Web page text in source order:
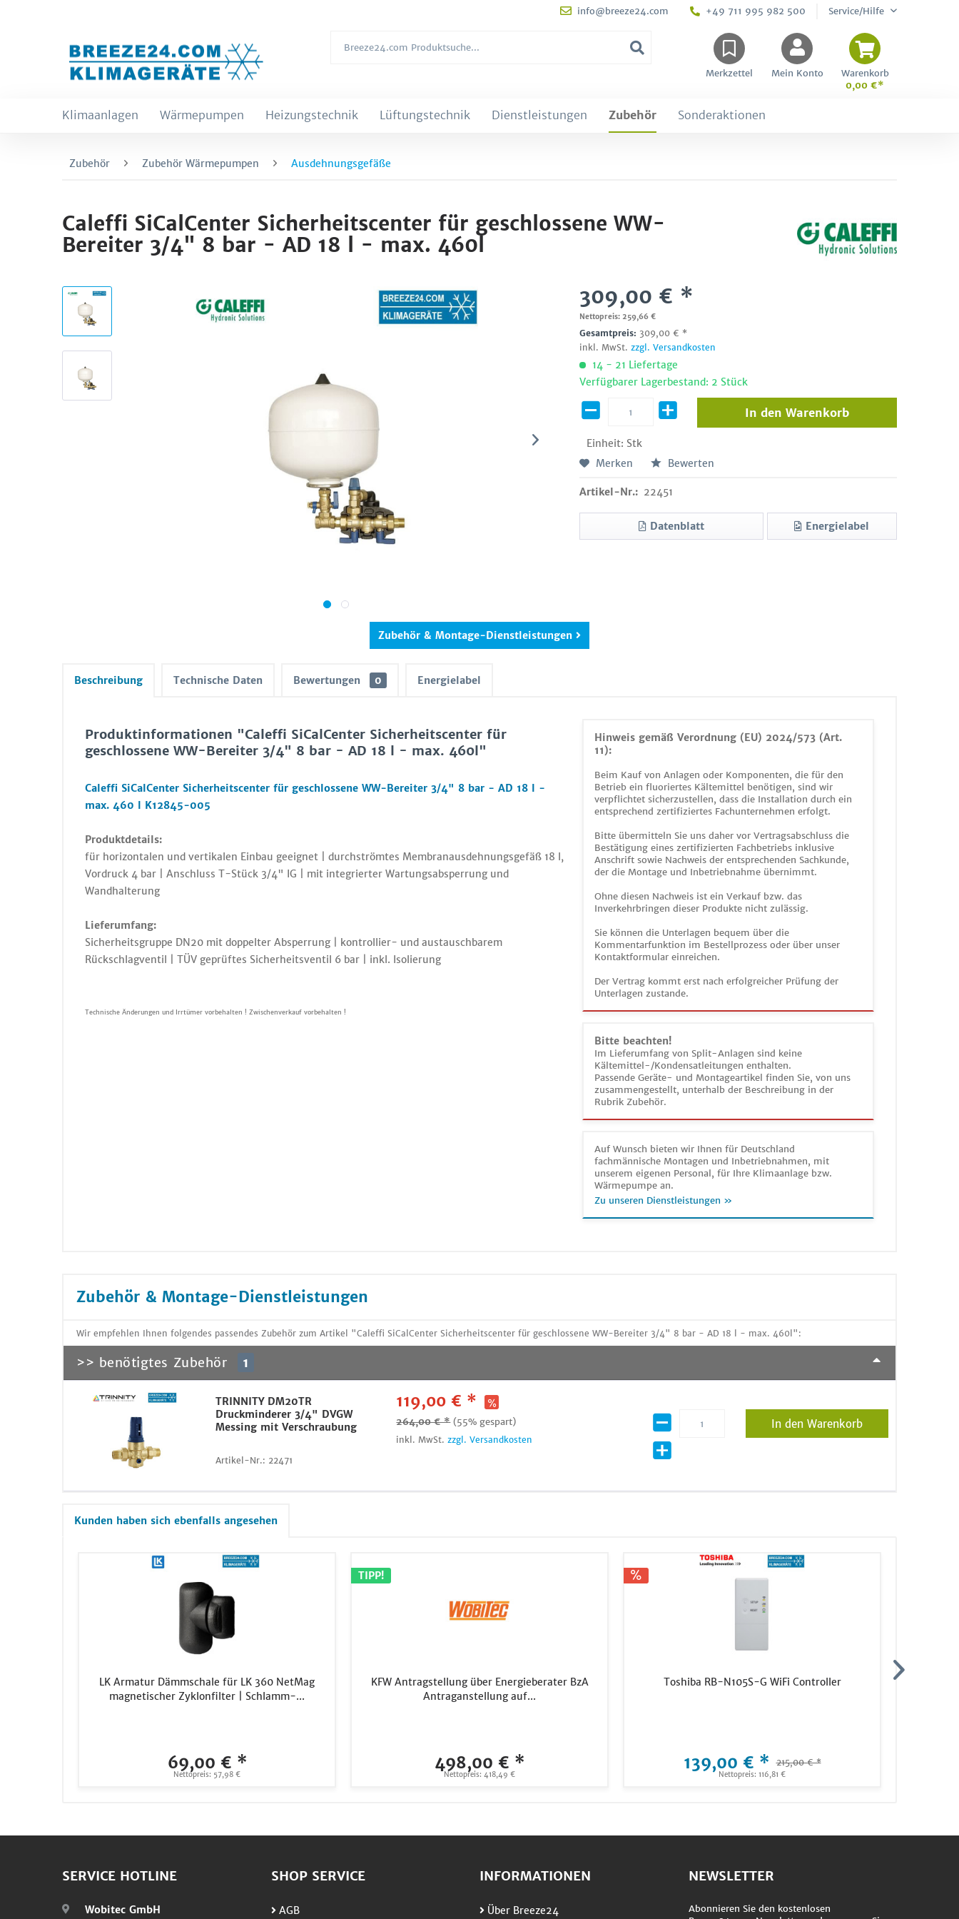
info@breeze24.com +49 711 995 982 500 Service/Hilfe
Merkzettel Mein Konto
Warenkorb
0,00 €*
Klimaanlagen Wärmepumpen Heizungstechnik Lüftungstechnik Dienstleistungen Zubehör Sonderaktionen
Zubehör Zubehör Wärmepumpen Ausdehnungsgefäße
Caleffi SiCalCenter Sicherheitscenter für geschlossene WW-
Bereiter 3/4" 8 bar - AD 18 l - max. 460l
309,00 € *
Nettopreis: 259,66 €
Gesamtpreis: 309,00 € *
inkl. MwSt.zzgl. Versandkosten
14 - 21 Liefertage
Verfügbarer Lagerbestand: 2 Stück
Einheit: Stk
In den Warenkorb
Merken Bewerten
Artikel-Nr.: 22451
Datenblatt Energielabel
Zubehör & Montage-Dienstleistungen
Beschreibung Technische Daten Bewertungen 0 Energielabel
Hinweis gemäß Verordnung (EU) 2024/573 (Art.
11):
Beim Kauf von Anlagen oder Komponenten, die für den
Betrieb ein fluoriertes Kältemittel benötigen, sind wir
verpflichtet sicherzustellen, dass die Installation durch ein
entsprechend zertifiziertes Fachunternehmen erfolgt.
Bitte übermitteln Sie uns daher vor Vertragsabschluss die
Bestätigung eines zertifizierten Fachbetriebs inklusive
Anschrift sowie Nachweis der entsprechenden Sachkunde,
der die Montage und Inbetriebnahme übernimmt.
Ohne diesen Nachweis ist ein Verkauf bzw. das
Inverkehrbringen dieser Produkte nicht zulässig.
Sie können die Unterlagen bequem über die
Kommentarfunktion im Bestellprozess oder über unser
Kontaktformular einreichen.
Der Vertrag kommt erst nach erfolgreicher Prüfung der
Unterlagen zustande.
Bitte beachten!
Im Lieferumfang von Split-Anlagen sind keine
Kältemittel-/Kondensatleitungen enthalten.
Passende Geräte- und Montageartikel finden Sie, von uns
zusammengestellt, unterhalb der Beschreibung in der
Rubrik Zubehör.
Auf Wunsch bieten wir Ihnen für Deutschland
fachmännische Montagen und Inbetriebnahmen, mit
unserem eigenen Personal, für Ihre Klimaanlage bzw.
Wärmepumpe an.
Zu unseren Dienstleistungen »
Produktinformationen "Caleffi SiCalCenter Sicherheitscenter für
geschlossene WW-Bereiter 3/4" 8 bar - AD 18 l - max. 460l"
Caleffi SiCalCenter Sicherheitscenter für geschlossene WW-Bereiter 3/4" 8 bar - AD 18 l -
max. 460 l K12845-005
Produktdetails:
für horizontalen und vertikalen Einbau geeignet | durchströmtes Membranausdehnungsgefäß 18 l,
Vordruck 4 bar | Anschluss T-Stück 3/4" IG | mit integrierter Wartungsabsperrung und
Wandhalterung
Lieferumfang:
Sicherheitsgruppe DN20 mit doppelter Absperrung | kontrollier- und austauschbarem
Rückschlagventil | TÜV geprüftes Sicherheitsventil 6 bar | inkl. Isolierung
Technische Änderungen und Irrtümer vorbehalten ! Zwischenverkauf vorbehalten !
Zubehör & Montage-Dienstleistungen
Wir empfehlen Ihnen folgendes passendes Zubehör zum Artikel "Caleffi SiCalCenter Sicherheitscenter für geschlossene WW-Bereiter 3/4" 8 bar - AD 18 l - max. 460l":
>> benötigtes Zubehör 1
TRINNITY DM20TR
Druckminderer 3/4" DVGW
Messing mit Verschraubung
Artikel-Nr.: 22471
119,00 € *
264,00 € * (55% gespart)
inkl. MwSt.zzgl. Versandkosten
In den Warenkorb
Kunden haben sich ebenfalls angesehen
LK Armatur Dämmschale für LK 360 NetMag
magnetischer Zyklonfilter | Schlamm-...
69,00 € *
Nettopreis: 57,98 €
TIPP!
KFW Antragstellung über Energieberater BzA
Antraganstellung auf...
498,00 € *
Nettopreis: 418,49 €
Toshiba RB-N105S-G WiFi Controller
139,00 € * 215,00 € *
Nettopreis: 116,81 €
SERVICE HOTLINE
Wobitec GmbH
SHOP SERVICE
AGB
INFORMATIONEN
Über Breeze24
NEWSLETTER
Abonnieren Sie den kostenlosen